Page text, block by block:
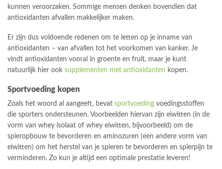
kunnen veroorzaken. Sommige mensen denken bovendien dat
antioxidanten afvallen makkelijker maken.
Er zijn dus voldoende redenen om te letten op je inname van
antioxidanten – van afvallen tot het voorkomen van kanker. Je
vindt antioxidanten vooral in groente en fruit, maar je kunt
natuurlijk hier ook supplementen met antioxidanten kopen.
Sportvoeding kopen
Zoals het woord al aangeeft, bevat sportvoeding voedingsstoffen
die sporters ondersteunen. Voorbeelden hiervan zijn eiwitten (in de
vorm van whey isolaat of whey eiwitten, bijvoorbeeld) om de
spieropbouw te bevorderen en aminozuren (een andere vorm van
eiwitten) om het herstel van je spieren te bevorderen en spierpijn te
verminderen. Zo kun je altijd een optimale prestatie leveren!